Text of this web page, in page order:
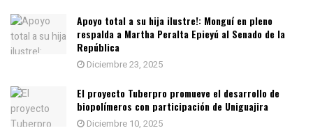
Apoyo total a su hija ilustre!: Monguí en pleno
respalda a Martha Peralta Epieyú al Senado de la
República
Diciembre 23, 2025
El proyecto Tuberpro promueve el desarrollo de
biopolímeros con participación de Uniguajira
Diciembre 10, 2025